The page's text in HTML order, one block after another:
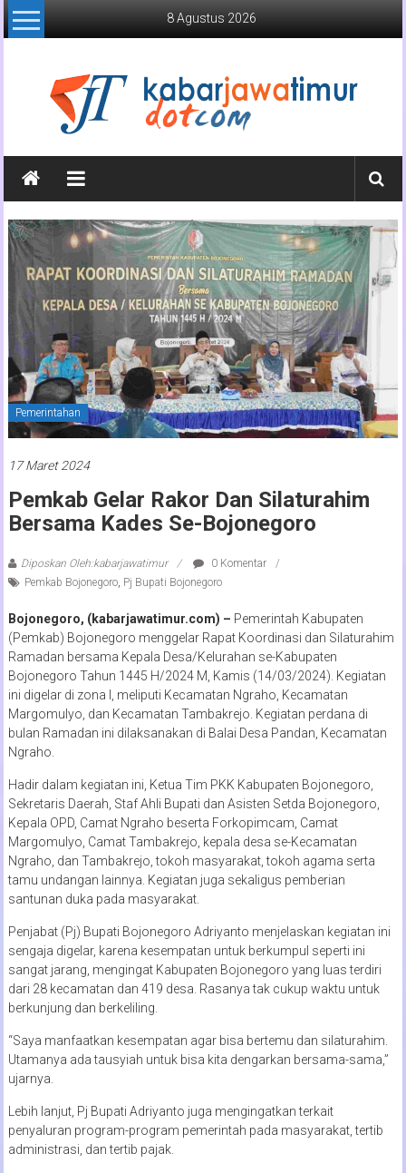
Lompat
ke
8 Agustus 2026
Kabar
Jawa
Timur
Media
Online
Jawa
Timur
Pemerintahan
17 Maret 2024
Pemkab Gelar Rakor Dan Silaturahim
Bersama Kades Se-Bojonegoro
Diposkan Oleh:kabarjawatimur
0 Komentar
Pemkab Bojonegoro, Pj Bupati Bojonegoro
Bojonegoro, (kabarjawatimur.com) – Pemerintah Kabupaten
(Pemkab) Bojonegoro menggelar Rapat Koordinasi dan Silaturahim
Ramadan bersama Kepala Desa/Kelurahan se-Kabupaten
Bojonegoro Tahun 1445 H/2024 M, Kamis (14/03/2024). Kegiatan
ini digelar di zona I, meliputi Kecamatan Ngraho, Kecamatan
Margomulyo, dan Kecamatan Tambakrejo. Kegiatan perdana di
bulan Ramadan ini dilaksanakan di Balai Desa Pandan, Kecamatan
Ngraho.
Hadir dalam kegiatan ini, Ketua Tim PKK Kabupaten Bojonegoro,
Sekretaris Daerah, Staf Ahli Bupati dan Asisten Setda Bojonegoro,
Kepala OPD, Camat Ngraho beserta Forkopimcam, Camat
Margomulyo, Camat Tambakrejo, kepala desa se-Kecamatan
Ngraho, dan Tambakrejo, tokoh masyarakat, tokoh agama serta
tamu undangan lainnya. Kegiatan juga sekaligus pemberian
santunan duka pada masyarakat.
Penjabat (Pj) Bupati Bojonegoro Adriyanto menjelaskan kegiatan ini
sengaja digelar, karena kesempatan untuk berkumpul seperti ini
sangat jarang, mengingat Kabupaten Bojonegoro yang luas terdiri
dari 28 kecamatan dan 419 desa. Rasanya tak cukup waktu untuk
berkunjung dan berkeliling.
“Saya manfaatkan kesempatan agar bisa bertemu dan silaturahim.
Utamanya ada tausyiah untuk bisa kita dengarkan bersama-sama,”
ujarnya.
Lebih lanjut, Pj Bupati Adriyanto juga mengingatkan terkait
penyaluran program-program pemerintah pada masyarakat, tertib
administrasi, dan tertib pajak.